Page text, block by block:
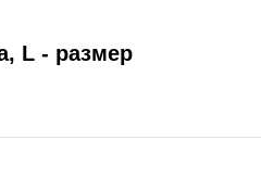
L - размер